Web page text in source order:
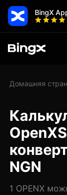
BingX
Домашняя
NGN
1 OPENX